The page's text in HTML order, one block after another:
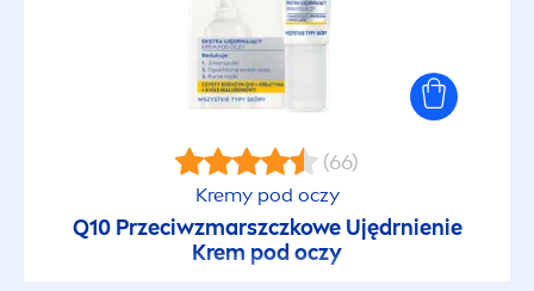
(66)
Kremy pod oczy
Q10 Przeciwzmarszczkowe Ujędrnienie
Krem pod oczy